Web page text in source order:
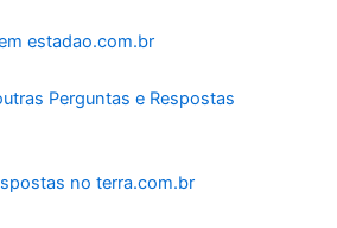
estadao.com.br
Perguntas e Respostas
no terra.com.br